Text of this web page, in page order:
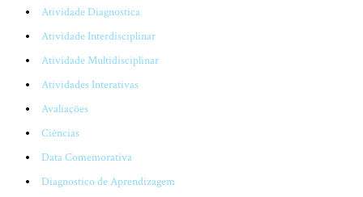
Atividade Diagnostica
Atividade Interdisciplinar
Atividade Multidisciplinar
Atividades Interativas
Avaliações
Ciências
Data Comemorativa
Diagnostico de Aprendizagem